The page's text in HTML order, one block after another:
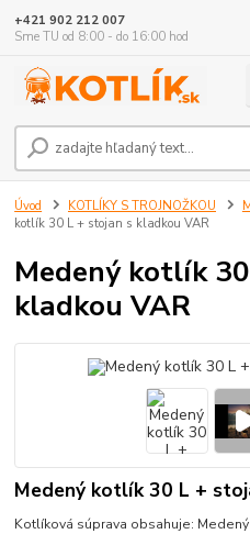
+421 902 212 007
Sme TU od 8:00 - do 16:00 hod
Úvod KOTLÍKY S TROJNOŽKOU
kotlík 30 L + stojan s kladkou VAR
Medený kotlík
kladkou VAR
Medený kotlík 30 L +
Kotlíková súprava obsahuje: